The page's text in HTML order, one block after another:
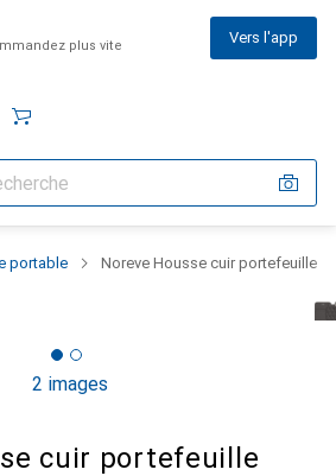
plus vite Vers l'app
portable Noreve Housse cuir portefeuille
2 images
cuir portefeuille